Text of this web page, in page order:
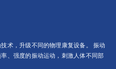
术，升级不同的物理康复设备。 振动
、强度的振动运动，刺激人体不同部